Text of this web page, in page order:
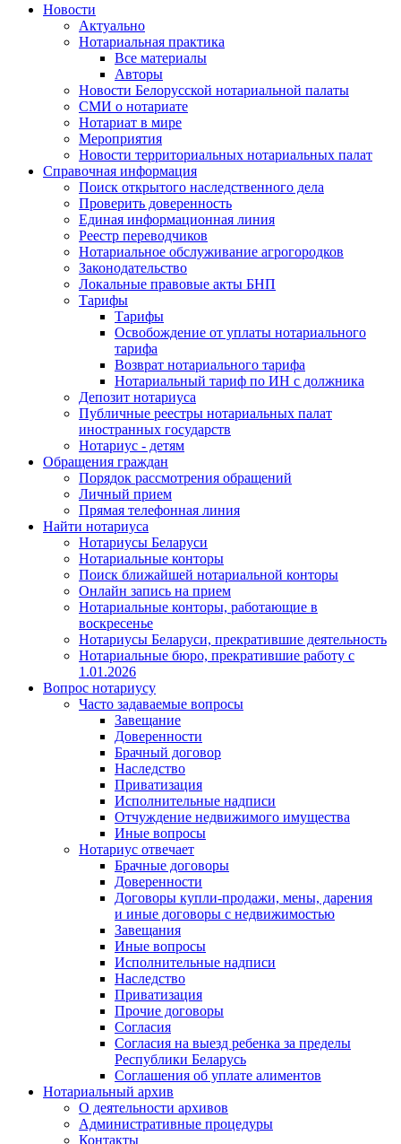
Новости
Актуально
Нотариальная практика
Все материалы
Авторы
Новости Белорусской нотариальной палаты
СМИ о нотариате
Нотариат в мире
Мероприятия
Новости территориальных нотариальных палат
Справочная информация
Поиск открытого наследственного дела
Проверить доверенность
Единая информационная линия
Реестр переводчиков
Нотариальное обслуживание агрогородков
Законодательство
Локальные правовые акты БНП
Тарифы
Тарифы
Освобождение от уплаты нотариального
тарифа
Возврат нотариального тарифа
Нотариальный тариф по ИН с должника
Депозит нотариуса
Публичные реестры нотариальных палат
иностранных государств
Нотариус - детям
Обращения граждан
Порядок рассмотрения обращений
Личный прием
Прямая телефонная линия
Найти нотариуса
Нотариусы Беларуси
Нотариальные конторы
Поиск ближайшей нотариальной конторы
Онлайн запись на прием
Нотариальные конторы, работающие в
воскресенье
Нотариусы Беларуси, прекратившие деятельность
Нотариальные бюро, прекратившие работу с
1.01.2026
Вопрос нотариусу
Часто задаваемые вопросы
Завещание
Доверенности
Брачный договор
Наследство
Приватизация
Исполнительные надписи
Отчуждение недвижимого имущества
Иные вопросы
Нотариус отвечает
Брачные договоры
Доверенности
Договоры купли-продажи, мены, дарения
и иные договоры с недвижимостью
Завещания
Иные вопросы
Исполнительные надписи
Наследство
Приватизация
Прочие договоры
Согласия
Согласия на выезд ребенка за пределы
Республики Беларусь
Соглашения об уплате алиментов
Нотариальный архив
О деятельности архивов
Административные процедуры
Контакты